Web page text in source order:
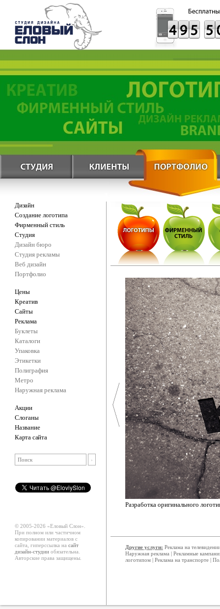
Дизайн
Создание логотипа
Фирменный стиль
Студия
Дизайн бюро
Студия рекламы
Веб дизайн
Портфолио
Цены
Креатив
Сайты
Реклама
Буклеты
Каталоги
Упаковка
Этикетки
Полиграфия
Метро
Наружная реклама
Акции
Слоганы
Название
Карта сайта
Разработка оригинального
© 2005-2026 «Еловый Cлон».
При полном или частичном
копировании материалов с
сайта, гиперссылка на сайт
дизайн-студии обязательна.
Авторские права защищены.
Другие услуги: Реклама на
Наружная реклама
Рекламные
логотипом
Реклама на транспорте